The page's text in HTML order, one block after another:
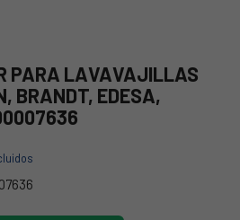
PARA LAVAVAJILLAS
BRANDT, EDESA,